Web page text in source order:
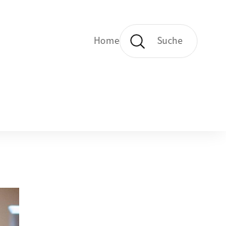
Quicklinks und
Home Suche